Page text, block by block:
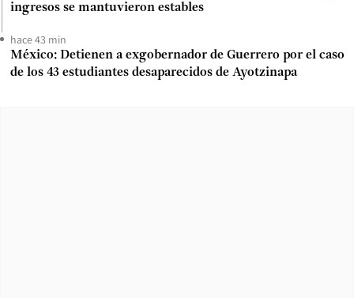
ingresos se mantuvieron estables
hace 43 min
México: Detienen a exgobernador de Guerrero por el caso
de los 43 estudiantes desaparecidos de Ayotzinapa